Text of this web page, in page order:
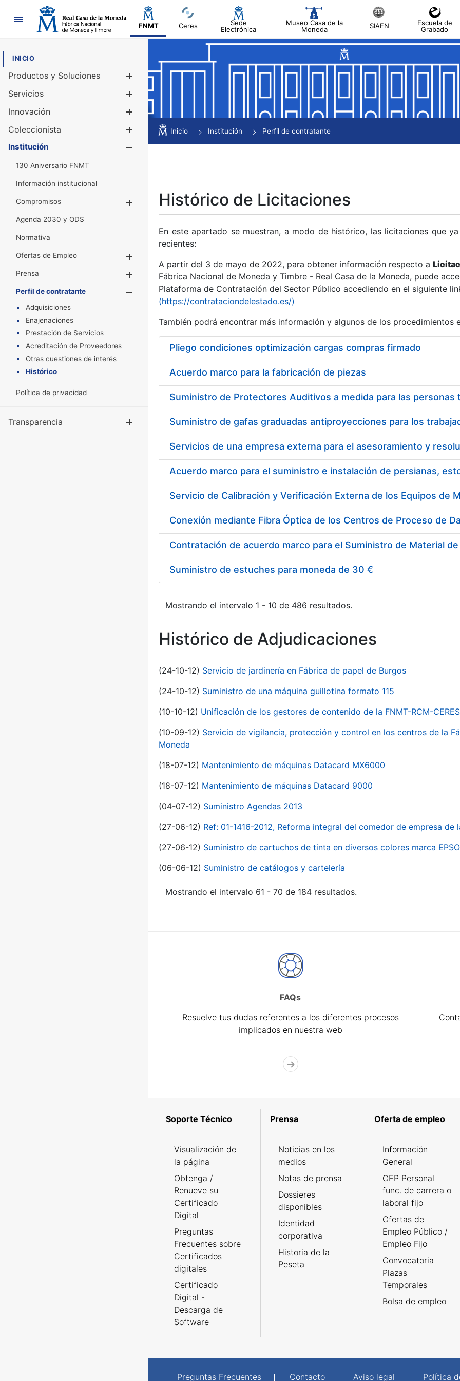
Navegación
FNMT Ceres
Sede
Electrónica
Museo Casa de la
Moneda
SIAEN
Escuela de
Grabado
INICIO
Productos y Soluciones
Mostrar/Ocultar
Servicios
Innovación
Coleccionista
Mostrar/Ocultar
Institución
130 Aniversario FNMT
Información institucional
Compromisos
Mostrar/Ocultar
Agenda 2030 y ODS
Normativa
Ofertas de Empleo
Prensa
Mostrar/Ocultar
Perfil de contratante
Mostrar/Ocultar
Adquisiciones
Enajenaciones
Prestación de Servicios
Acreditación de Proveedores
Otras cuestiones de interés
Histórico
Política de privacidad
Transparencia Mostrar/Ocultar
Inicio Institución Perfil de contratante
Histórico de Licitaciones
En este apartado se muestran, a modo de histórico, las licitaciones que
recientes:
A partir del 3 de mayo de 2022, para obtener información respecto a
Fábrica Nacional de Moneda y Timbre - Real Casa de la Moneda, puede
Plataforma de Contratación del Sector Público accediendo en el siguiente
(https://contrataciondelestado.es/)
También podrá encontrar más información y algunos de los procedimientos
Pliego condiciones optimización cargas compras firmado
Acuerdo marco para la fabricación de piezas
Acuerdo marco para el suministro e instalación de persianas,
Suministro de estuches para moneda de 30 €
Mostrando el intervalo 1 - 10 de 486 resultados.
Histórico de Adjudicaciones
(24-10-12) Servicio de jardinería en Fábrica de papel de Burgos
(24-10-12) Suministro de una máquina guillotina formato 115
(10-10-12) Unificación de los gestores de contenido de la FNMT-RCM-CERES
(10-09-12) Servicio de vigilancia, protección y control en los centros de la
Moneda
(18-07-12) Mantenimiento de máquinas Datacard MX6000
(18-07-12) Mantenimiento de máquinas Datacard 9000
(04-07-12) Suministro Agendas 2013
(27-06-12) Ref: 01-1416-2012, Reforma integral del comedor de empresa de
(27-06-12) Suministro de cartuchos de tinta en diversos colores marca
(06-06-12) Suministro de catálogos y cartelería
Mostrando el intervalo 61 - 70 de 184 resultados.
FAQs
Resuelve tus dudas referentes a los diferentes procesos
implicados en nuestra web
Soporte Técnico
Visualización de
la página
Obtenga /
Renueve su
Certificado
Digital
Preguntas
Frecuentes sobre
Certificados
digitales
Certificado
Digital -
Descarga de
Software
Prensa
Noticias en los
medios
Notas de prensa
Dossieres
disponibles
Identidad
corporativa
Historia de la
Peseta
Oferta de empleo
Información
General
OEP Personal
func. de carrera o
laboral fijo
Ofertas de
Empleo Público /
Empleo Fijo
Convocatoria
Plazas
Temporales
Bolsa de empleo
Preguntas Frecuentes Contacto Aviso legal Política